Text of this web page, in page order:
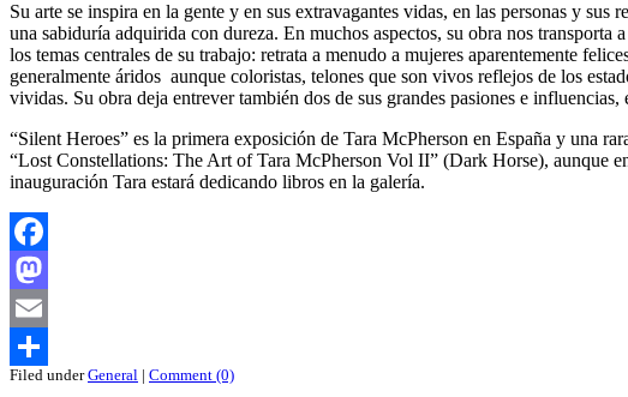
Su arte se inspira en la gente y en sus extravagantes vidas, en las personas y
una sabiduría adquirida con dureza. En muchos aspectos, su obra nos
los temas centrales de su trabajo: retrata a menudo a mujeres aparentemente
generalmente áridos aunque coloristas, telones que son vivos reflejos de los
vividas. Su obra deja entrever también dos de sus grandes pasiones e
“Silent Heroes” es la primera exposición de Tara McPherson en España y una
“Lost Constellations: The Art of Tara McPherson Vol II” (Dark Horse), aunque
inauguración Tara estará dedicando libros en la galería.
Facebook
Mastodon
Email
Compartir
Filed underGeneral | Comment (0)